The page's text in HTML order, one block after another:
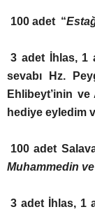
100 adet “
3 adet İhlas, 1
sevabı Hz.
Ehlibeyt’inin
hediye eyledim
100 adet
Muhammedin
3 adet İhlas, 1